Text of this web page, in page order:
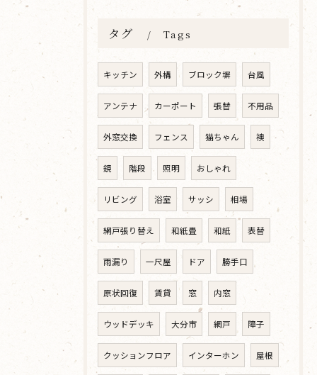
タグ Tags
キッチン 外構 ブロック塀 台風
アンテナ カーポート 張替 不用品
外窓交換 フェンス 猫ちゃん 襖
鏡 階段 照明 おしゃれ
リビング 浴室 サッシ 相場
網戸張り替え 和紙畳 和紙 表替
雨漏り 一尺屋 ドア 勝手口
原状回復 賃貸 窓 内窓
ウッドデッキ 大分市 網戸 障子
クッションフロア インターホン 屋根